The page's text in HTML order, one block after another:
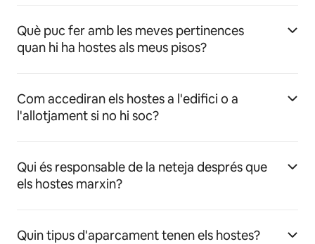
Què puc fer amb les meves pertinences
quan hi ha hostes als meus pisos?
Com accediran els hostes a l'edifici o a
l'allotjament si no hi soc?
Qui és responsable de la neteja després que
els hostes marxin?
Quin tipus d'aparcament tenen els hostes?